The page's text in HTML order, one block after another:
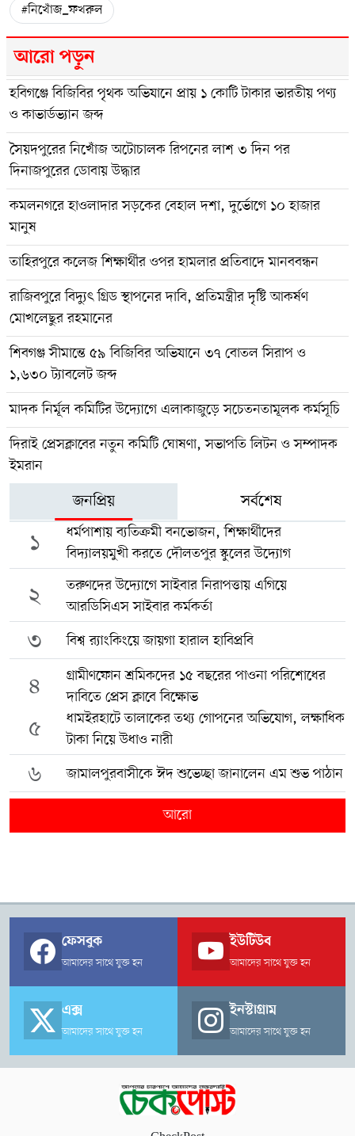
#নিখোঁজ_ফখরুল
আরো পড়ুন
হবিগঞ্জে বিজিবির পৃথক অভিযানে প্রায় ১ কোটি টাকার ভারতীয় পণ্য
ও কাভার্ডভ্যান জব্দ
সৈয়দপুরের নিখোঁজ অটোচালক রিপনের লাশ ৩ দিন পর
দিনাজপুরের ডোবায় উদ্ধার
কমলনগরে হাওলাদার সড়কের বেহাল দশা, দুর্ভোগে ১০ হাজার
মানুষ
তাহিরপুরে কলেজ শিক্ষার্থীর ওপর হামলার প্রতিবাদে মানববন্ধন
রাজিবপুরে বিদ্যুৎ গ্রিড স্থাপনের দাবি, প্রতিমন্ত্রীর দৃষ্টি আকর্ষণ
মোখলেছুর রহমানের
শিবগঞ্জ সীমান্তে ৫৯ বিজিবির অভিযানে ৩৭ বোতল সিরাপ ও
১,৬৩০ ট্যাবলেট জব্দ
মাদক নির্মূল কমিটির উদ্যোগে এলাকাজুড়ে সচেতনতামূলক কর্মসূচি
দিরাই প্রেসক্লাবের নতুন কমিটি ঘোষণা, সভাপতি লিটন ও সম্পাদক
ইমরান
জনপ্রিয় সর্বশেষ
১
ধর্মপাশায় ব্যতিক্রমী বনভোজন, শিক্ষার্থীদের
বিদ্যালয়মুখী করতে দৌলতপুর স্কুলের উদ্যোগ
২
তরুণদের উদ্যোগে সাইবার নিরাপত্তায় এগিয়ে
আরডিসিএস সাইবার কর্মকর্তা
৩ বিশ্ব র‍্যাংকিংয়ে জায়গা হারাল হাবিপ্রবি
৪
গ্রামীণফোন শ্রমিকদের ১৫ বছরের পাওনা পরিশোধের
দাবিতে প্রেস ক্লাবে বিক্ষোভ
৫
ধামইরহাটে তালাকের তথ্য গোপনের অভিযোগ, লক্ষাধিক
টাকা নিয়ে উধাও নারী
৬ জামালপুরবাসীকে ঈদ শুভেচ্ছা জানালেন এম শুভ পাঠান
আরো
ফেসবুক
আমাদের সাথে যুক্ত হন
ইউটিউব
আমাদের সাথে যুক্ত হন
এক্স
আমাদের সাথে যুক্ত হন
ইনস্টাগ্রাম
আমাদের সাথে যুক্ত হন